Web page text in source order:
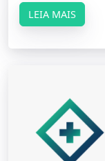
LEIA MAIS